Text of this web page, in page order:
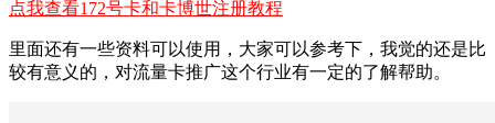
点我查看172号卡和卡博世注册教程
里面还有一些资料可以使用，大家可以参考下，我觉的还是比
较有意义的，对流量卡推广这个行业有一定的了解帮助。